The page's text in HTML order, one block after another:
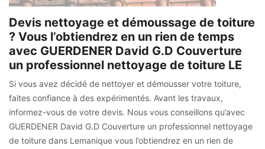
Devis nettoyage et démoussage de toiture
? Vous l’obtiendrez en un rien de temps
avec GUERDENER David G.D Couverture
un professionnel nettoyage de toiture LE
Si vous avez décidé de nettoyer et démousser votre toiture,
faites confiance à des expérimentés. Avant les travaux,
informez-vous de votre devis. Nous vous conseillons qu’avec
GUERDENER David G.D Couverture un professionnel nettoyage
de toiture dans Lemanique vous l’obtiendrez en un rien de